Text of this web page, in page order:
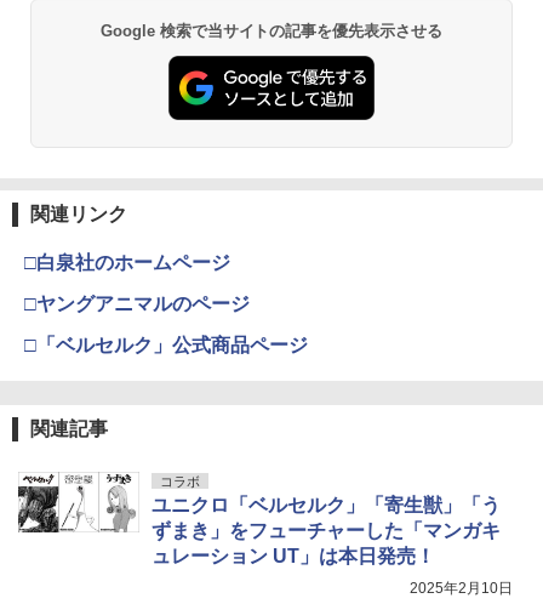
Google 検索で当サイトの記事を優先表示させる
関連リンク
□白泉社のホームページ
□ヤングアニマルのページ
□「ベルセルク」公式商品ページ
関連記事
コラボ
ユニクロ「ベルセルク」「寄生獣」「う
ずまき」をフューチャーした「マンガキ
ュレーション UT」は本日発売！
2025年2月10日